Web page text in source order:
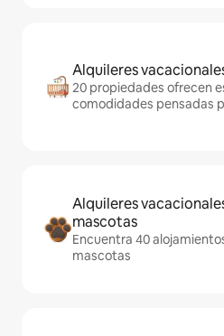
Alquileres
20 propiedades ofrecen
comodidades pensadas
Alquileres
mascotas
Encuentra 40
mascotas